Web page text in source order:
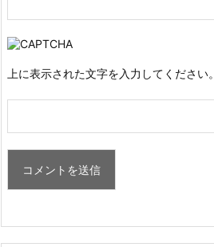
上に表示された文字を入力してください。